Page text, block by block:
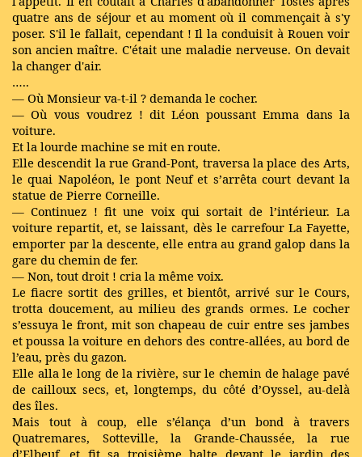
quatre ans de séjour et au moment où il commençait à s'y
poser. S'il le fallait, cependant ! Il la conduisit à Rouen voir
son ancien maître. C'était une maladie nerveuse. On devait
la changer d'air.
…..
— Où Monsieur va-t-il ? demanda le cocher.
— Où vous voudrez ! dit Léon poussant Emma dans la
voiture.
Et la lourde machine se mit en route.
Elle descendit la rue Grand-Pont, traversa la place des Arts,
le quai Napoléon, le pont Neuf et s’arrêta court devant la
statue de Pierre Corneille.
— Continuez ! fit une voix qui sortait de l’intérieur. La
voiture repartit, et, se laissant, dès le carrefour La Fayette,
emporter par la descente, elle entra au grand galop dans la
gare du chemin de fer.
— Non, tout droit ! cria la même voix.
Le fiacre sortit des grilles, et bientôt, arrivé sur le Cours,
trotta doucement, au milieu des grands ormes. Le cocher
s’essuya le front, mit son chapeau de cuir entre ses jambes
et poussa la voiture en dehors des contre-allées, au bord de
l’eau, près du gazon.
Elle alla le long de la rivière, sur le chemin de halage pavé
de cailloux secs, et, longtemps, du côté d’Oyssel, au-delà
des îles.
Mais tout à coup, elle s’élança d’un bond à travers
Quatremares, Sotteville, la Grande-Chaussée, la rue
d’Elbeuf, et fit sa troisième halte devant le jardin des